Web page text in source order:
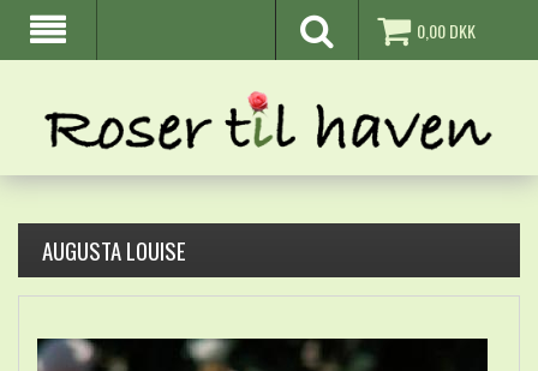
0,00DKK
AUGUSTA LOUISE